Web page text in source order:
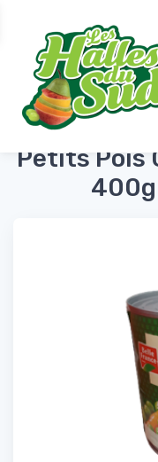
Accueil Conserves
Petits Pois Carottes
Petits Pois